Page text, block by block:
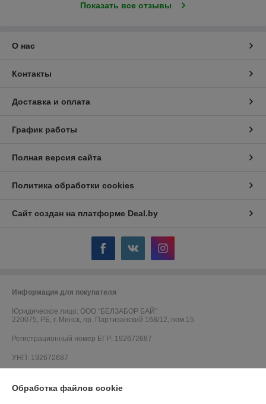
Показать все отзывы
О нас
Контакты
Доставка и оплата
График работы
Полная версия сайта
Политика обработки cookies
Сайт создан на платформе Deal.by
Информация для покупателя
Юридическое лицо: ООО "БЕЛЗАБОР БАЙ"
220075, РБ, г. Минск, пр. Партизанский 168/12, пом.15
Регистрационный номер ЕГР: 192672687
УНП: 192672687
Обработка файлов cookie